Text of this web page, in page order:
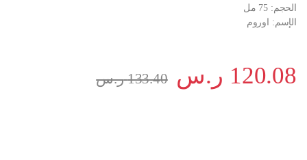
الحجم: 75 مل
الإسم: اوروم
120.08 ر.س 133.40 ر.س